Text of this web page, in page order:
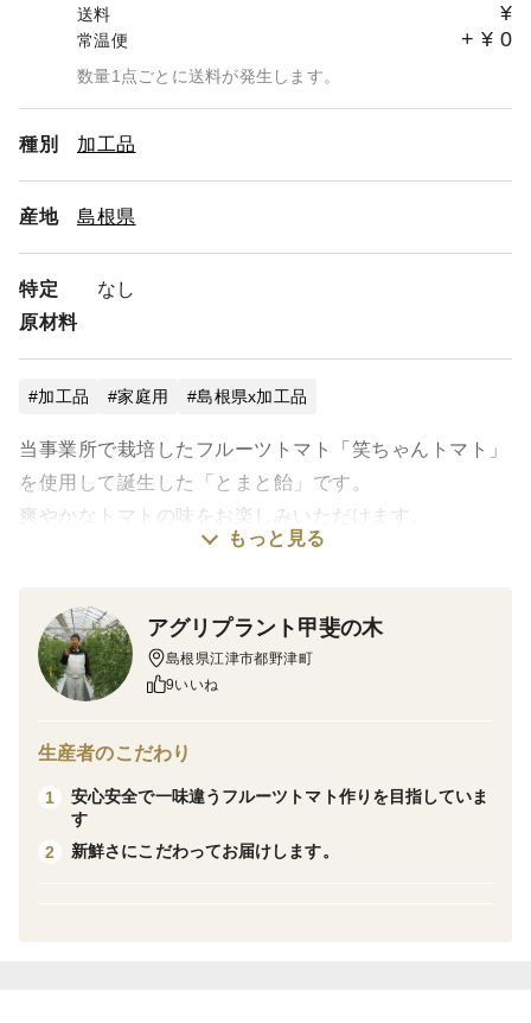
送料 ¥
常温便 + ¥ 0
数量1点ごとに送料が発生します。
種別 加工品
産地 島根県
特定
原材料
なし
加工品 家庭用 島根県x加工品
当事業所で栽培したフルーツトマト「笑ちゃんトマト」
を使用して誕生した「とまと飴」です。
爽やかなトマトの味をお楽しみいただけます。
※年末年始12月2９日～1月5日まで発送不可
※商品画像はイメージです。
原材料名 砂糖（国内製造）、水飴、麦芽糖、トマト
内容量 ６０ｇ（個包装紙込）
賞味期限 2026年11月25日
もっと見る
アグリプラント甲斐の木
島根県江津市都野津町
9いいね
生産者のこだわり
1
安心安全で一味違うフルーツトマト作りを目指していま
す
2
新鮮さにこだわってお届けします。